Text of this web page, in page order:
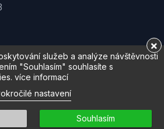
Klatovy. Všechna práva vyhrazena.
služeb a analýze návštěvnosti
"Souhlasím" souhlasíte s
více informací
nastavení
Souhlasím
×